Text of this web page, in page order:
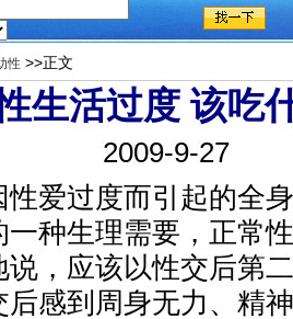
性 >>正文
生活过度 该吃
2009-9-27
性爱过度而引起的全
种生理需要，正常
说，应该以性交后第
后感到周身无力、精